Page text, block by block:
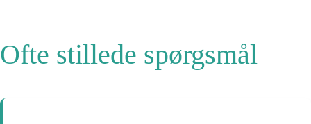
Ofte stillede spørgsmål